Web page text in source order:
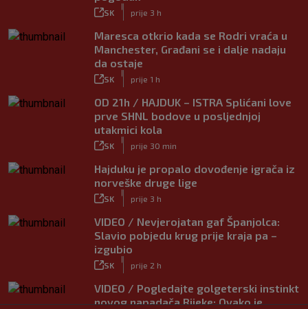
SK prije 3 h
Maresca otkrio kada se Rodri vraća u
Manchester, Građani se i dalje nadaju
da ostaje
SK prije 1 h
OD 21h / HAJDUK – ISTRA Splićani love
prve SHNL bodove u posljednjoj
utakmici kola
SK prije 30 min
Hajduku je propalo dovođenje igrača iz
norveške druge lige
SK prije 3 h
VIDEO / Nevjerojatan gaf Španjolca:
Slavio pobjedu krug prije kraja pa –
izgubio
SK prije 2 h
VIDEO / Pogledajte golgeterski instinkt
novog napadača Rijeke: Ovako je